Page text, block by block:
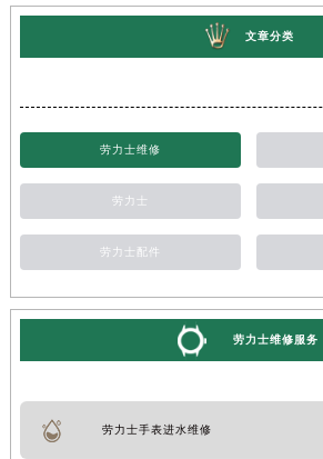
文章分类
劳力士维修
劳力士
劳力士配件
劳力士维修服务
劳力士手表进水维修